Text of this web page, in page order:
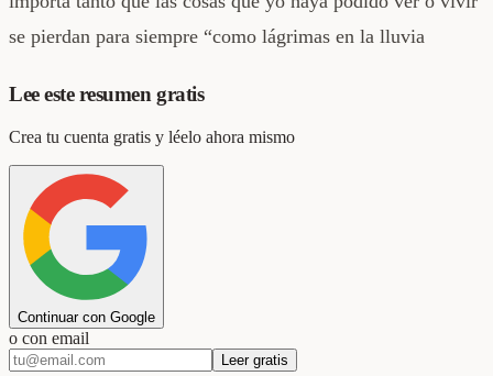
se pierdan para siempre “como lágrimas en la lluvia
Lee este resumen gratis
Crea tu cuenta gratis y léelo ahora mismo
Continuar con Google
o con email
Leer gratis